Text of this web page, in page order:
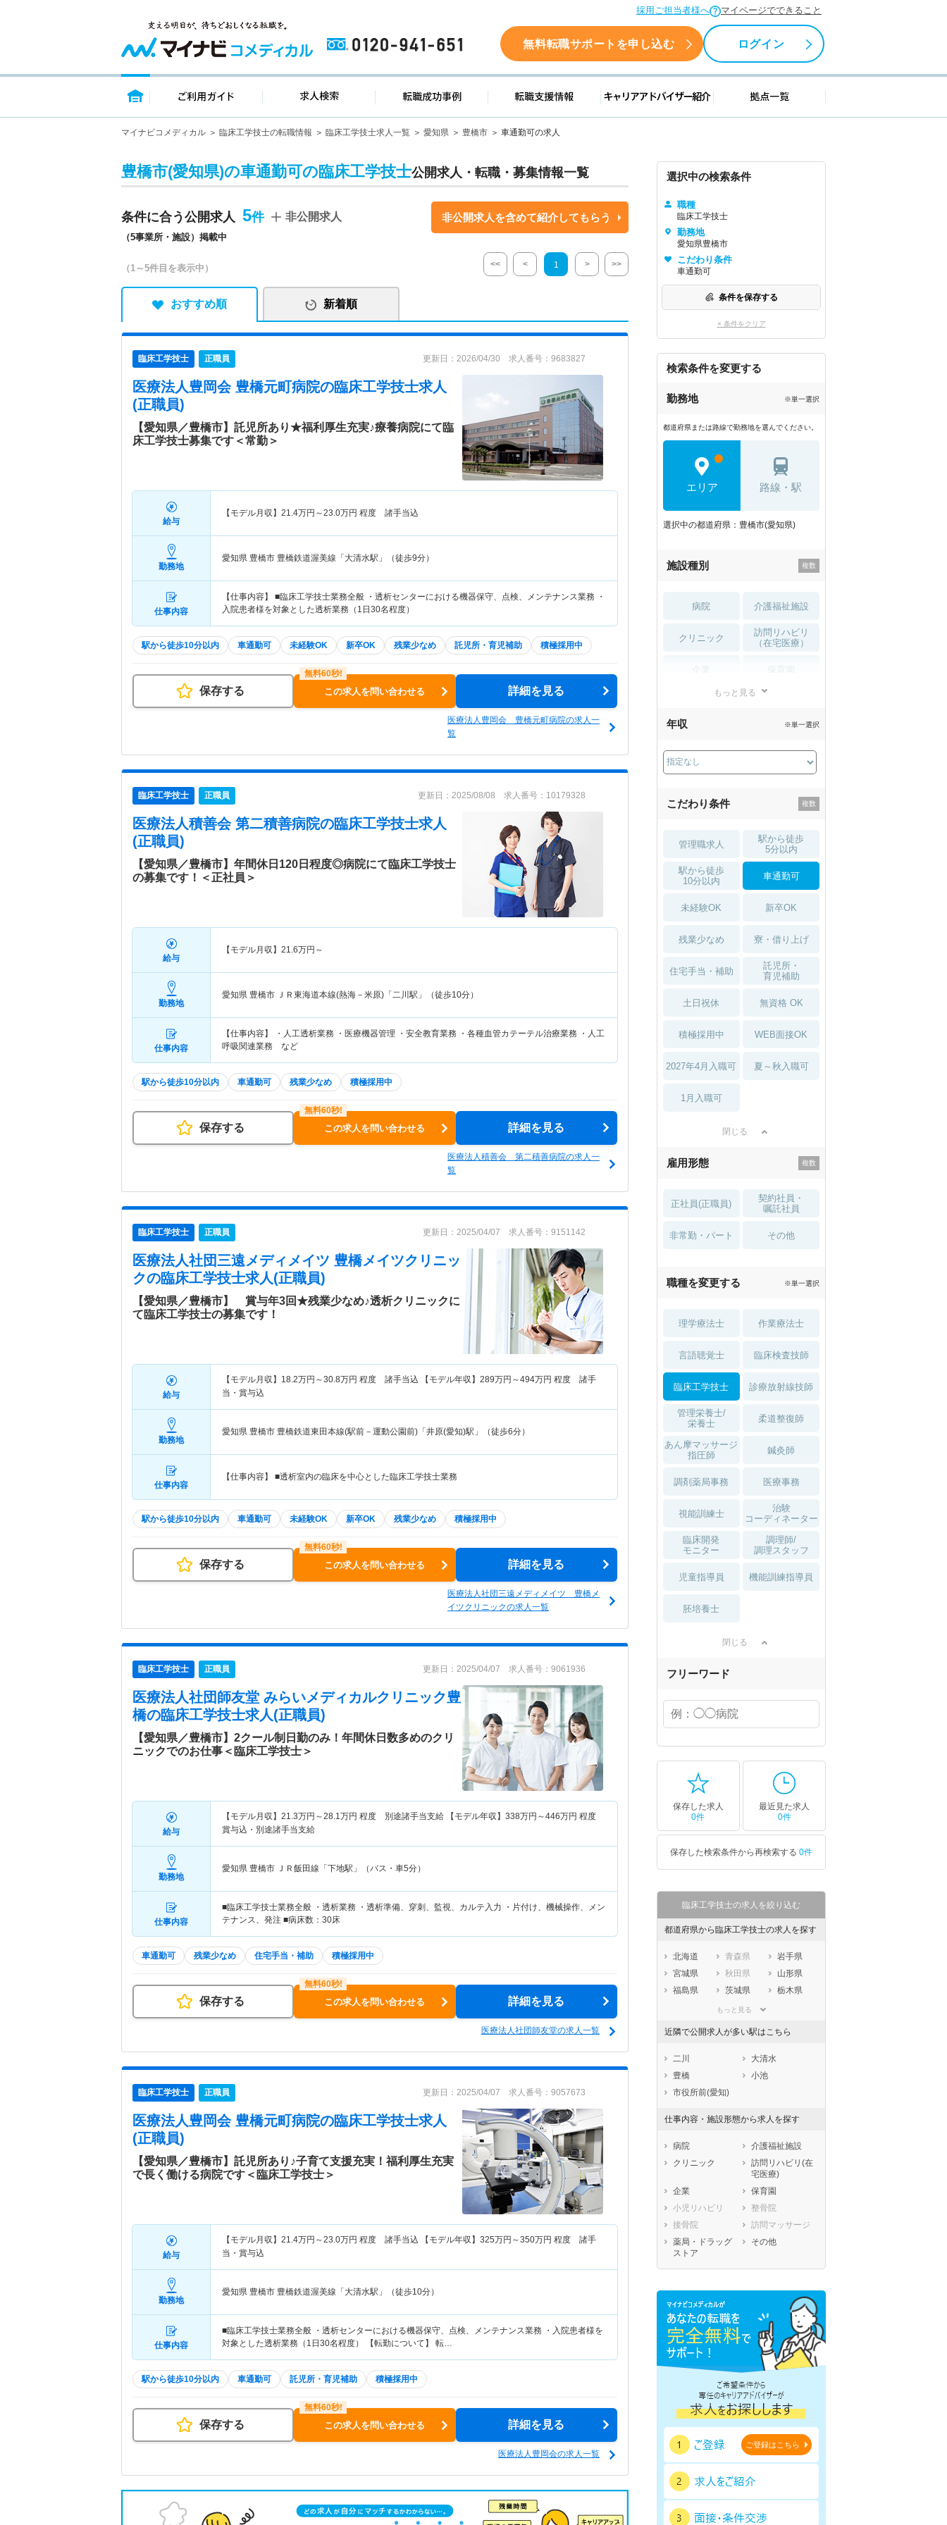
採用ご担当者様へ マイページでできること
0120-941-651 無料転職サポートを申し込む ログイン
トップページ ご利用ガイド 求人検索 転職成功事例 転職支援情報 キャリアアドバイザー紹介 拠点一覧
マイナビコメディカル 臨床工学技士の転職情報 臨床工学技士求人一覧 愛知県 豊橋市 車通勤可の求人
豊橋市(愛知県)の車通勤可の臨床工学技士公開求人・転職・募集情報一覧
条件に合う公開求人 5
（5事業所・施設）掲載中
非公開求人 非公開求人を含めて紹介してもらう
（1～5件目を表示中） << < 1 > >>
おすすめ順 新着順
臨床工学技士 正職員 更新日：2026/04/30 求人番号：9683827
医療法人豊岡会 豊橋元町病院の臨床工学技士求人
(正職員)
【愛知県／豊橋市】託児所あり★福利厚生充実♪療養病院にて臨
床工学技士募集です＜常勤＞
給与
【モデル月収】 21.4万円～23.0万円 程度 諸手当込
勤務地
愛知県 豊橋市 豊橋鉄道渥美線「大清水駅」（徒歩9分）
仕事内容
【仕事内容】 ■臨床工学技士業務全般 ・透析センターにおける機器保守、点検、メンテナンス業務 ・
入院患者様を対象とした透析業務（1日30名程度）
駅から徒歩10分以内 車通勤可 未経験OK 新卒OK 残業少なめ 託児所・育児補助 積極採用中
保存する この求人を問い合わせる 詳細を見る
医療法人豊岡会 豊橋元町病院の求人一
覧
臨床工学技士 正職員 更新日：2025/08/08 求人番号：10179328
医療法人積善会 第二積善病院の臨床工学技士求人
(正職員)
【愛知県／豊橋市】年間休日120日程度◎病院にて臨床工学技士
の募集です！＜正社員＞
給与
【モデル月収】 21.6万円～
勤務地
愛知県 豊橋市 ＪＲ東海道本線(熱海－米原)「二川駅」（徒歩10分）
仕事内容
【仕事内容】 ・人工透析業務 ・医療機器管理 ・安全教育業務 ・各種血管カテーテル治療業務 ・人工
呼吸関連業務 など
駅から徒歩10分以内 車通勤可 残業少なめ 積極採用中
保存する この求人を問い合わせる 詳細を見る
医療法人積善会 第二積善病院の求人一
覧
臨床工学技士 正職員 更新日：2025/04/07 求人番号：9151142
医療法人社団三遠メディメイツ 豊橋メイツクリニッ
クの臨床工学技士求人(正職員)
【愛知県／豊橋市】 賞与年3回★残業少なめ♪透析クリニックに
て臨床工学技士の募集です！
給与
【モデル月収】 18.2万円～30.8万円 程度 諸手当込 【モデル年収】 289万円～494万円 程度 諸手
当・賞与込
勤務地
愛知県 豊橋市 豊橋鉄道東田本線(駅前－運動公園前)「井原(愛知)駅」（徒歩6分）
仕事内容
【仕事内容】 ■透析室内の臨床を中心とした臨床工学技士業務
駅から徒歩10分以内 車通勤可 未経験OK 新卒OK 残業少なめ 積極採用中
保存する この求人を問い合わせる 詳細を見る
医療法人社団三遠メディメイツ 豊橋メ
イツクリニックの求人一覧
臨床工学技士 正職員 更新日：2025/04/07 求人番号：9061936
医療法人社団師友堂 みらいメディカルクリニック豊
橋の臨床工学技士求人(正職員)
【愛知県／豊橋市】2クール制日勤のみ！年間休日数多めのクリ
ニックでのお仕事＜臨床工学技士＞
給与
【モデル月収】 21.3万円～28.1万円 程度 別途諸手当支給 【モデル年収】 338万円～446万円 程度
賞与込・別途諸手当支給
勤務地
愛知県 豊橋市 ＪＲ飯田線「下地駅」（バス・車5分）
仕事内容
■臨床工学技士業務全般 ・透析業務 ・透析準備、穿刺、監視、カルテ入力 ・片付け、機械操作、メン
テナンス、発注 ■病床数：30床
車通勤可 残業少なめ 住宅手当・補助 積極採用中
保存する この求人を問い合わせる 詳細を見る
医療法人社団師友堂の求人一覧
臨床工学技士 正職員 更新日：2025/04/07 求人番号：9057673
医療法人豊岡会 豊橋元町病院の臨床工学技士求人
(正職員)
【愛知県／豊橋市】託児所あり♪子育て支援充実！福利厚生充実
で長く働ける病院です＜臨床工学技士＞
給与
【モデル月収】 21.4万円～23.0万円 程度 諸手当込 【モデル年収】 325万円～350万円 程度 諸手
当・賞与込
勤務地
愛知県 豊橋市 豊橋鉄道渥美線「大清水駅」（徒歩10分）
仕事内容
■臨床工学技士業務全般 ・透析センターにおける機器保守、点検、メンテナンス業務 ・入院患者様を
対象とした透析業務（1日30名程度） 【転勤について】 転…
駅から徒歩10分以内 車通勤可 託児所・育児補助 積極採用中
保存する この求人を問い合わせる 詳細を見る
医療法人豊岡会の求人一覧
選択中の検索条件
職種
臨床工学技士
勤務地
愛知県豊橋市
こだわり条件
車通勤可
条件を保存する
× 条件をクリア
検索条件を変更する
勤務地 ※単一選択
都道府県または路線で勤務地を選んでください。
エリア 路線・駅
選択中の都道府県：豊橋市(愛知県)
施設種別
病院 介護福祉施設
クリニック
訪問リハビリ
（在宅医療）
薬局・
もっと見る
年収 ※単一選択
こだわり条件
管理職求人
駅から徒歩
5分以内
駅から徒歩
10分以内
車通勤可
未経験OK 新卒OK
残業少なめ 寮・借り上げ
住宅手当・補助
託児所・
育児補助
土日祝休 無資格 OK
積極採用中 WEB面接OK
2027年4月入職可 夏～秋入職可
1月入職可
閉じる
雇用形態
正社員(正職員)
契約社員・
嘱託社員
非常勤・パート その他
職種を変更する ※単一選択
理学療法士 作業療法士
言語聴覚士 臨床検査技師
臨床工学技士 診療放射線技師
管理栄養士/
栄養士
柔道整復師
あん摩マッサージ
指圧師
鍼灸師
調剤薬局事務 医療事務
視能訓練士
治験
コーディネーター
臨床開発
モニター
調理師/
調理スタッフ
児童指導員 機能訓練指導員
胚培養士
閉じる
フリーワード
保存した求人
0件
最近見た求人
0件
保存した検索条件から再検索する 0件
臨床工学技士の求人を絞り込む
都道府県から臨床工学技士の求人を探す
北海道 青森県
岩手県
宮城県
秋田県
山形県
福島県
茨城県
栃木県
埼玉県
石川県
福井県
静岡県
愛知県
滋賀県
京都府
鳥取県
島根県
岡山県
広島県
山口県
徳島県
香川県
愛媛県
高知県
長崎県
熊本県
大分県
鹿児島県
沖縄県
もっと見る
近隣で公開求人が多い駅はこちら
二川
大清水
豊橋
小池
市役所前(愛知)
仕事内容・施設形態から求人を探す
病院
介護福祉施設
クリニック
訪問リハビリ(在
宅医療)
企業
保育園
小児リハビリ
整骨院
接骨院
訪問マッサージ
薬局・ドラッグ
ストア
その他
ご登録はこちら